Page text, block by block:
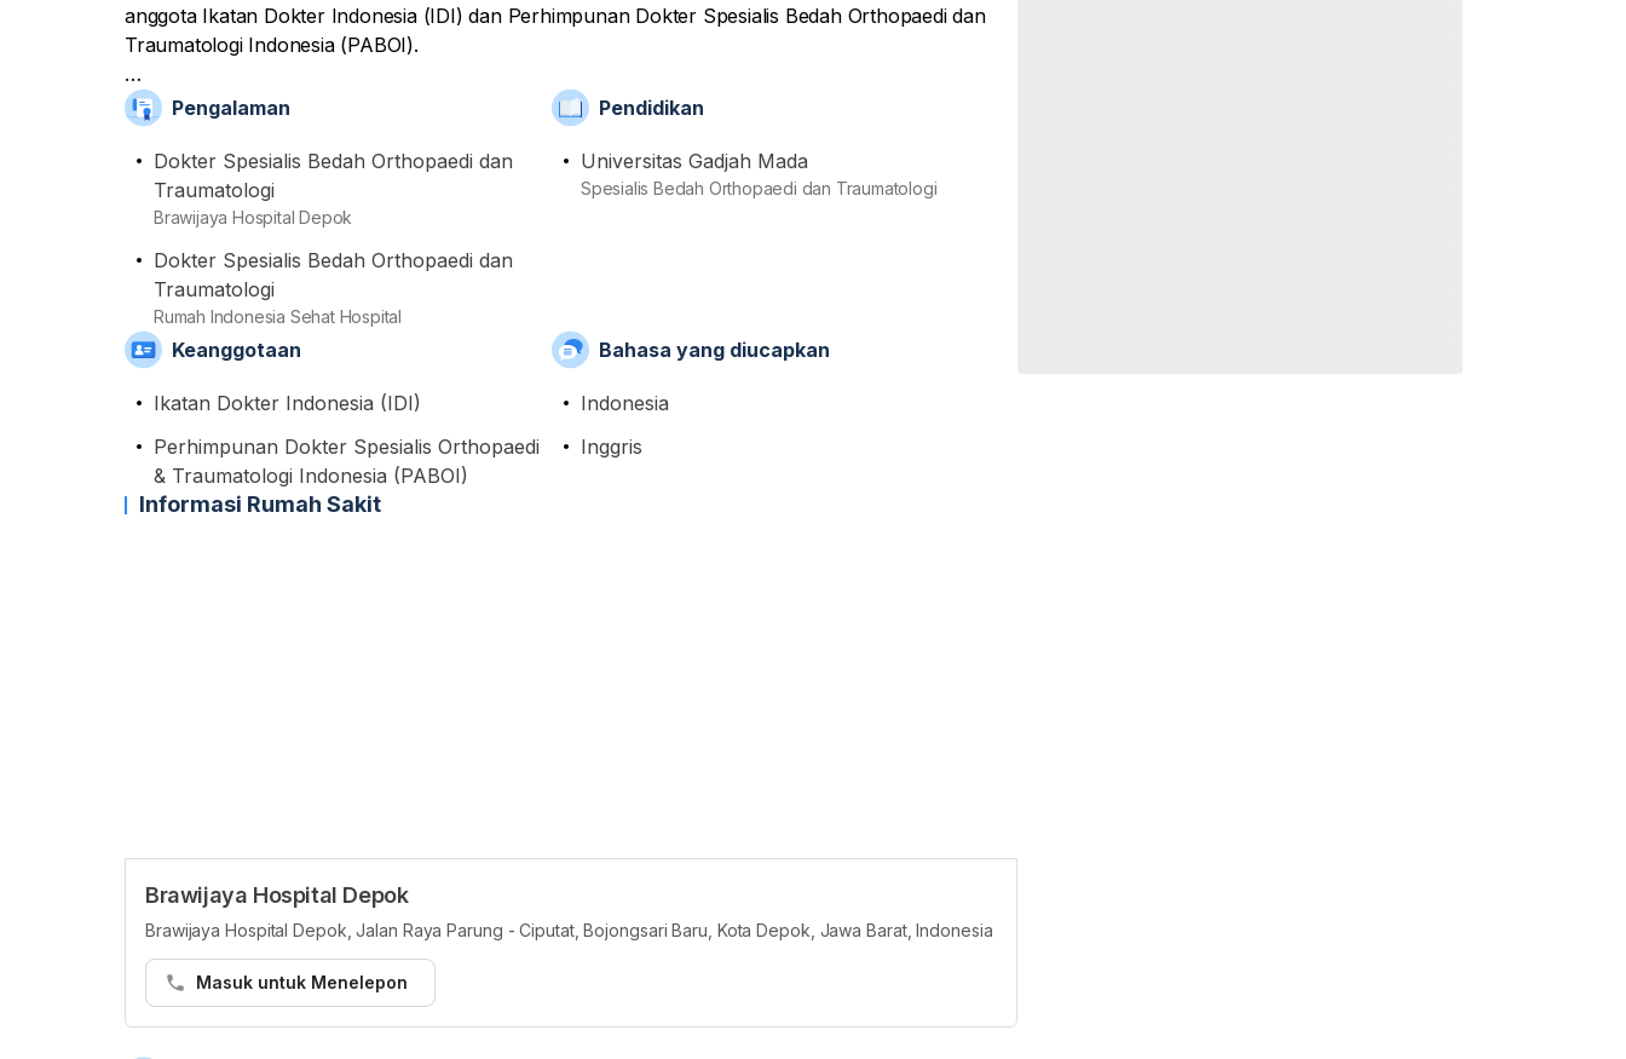
anggota Ikatan Dokter Indonesia (IDI) dan Perhimpunan Dokter Spesialis Bedah Orthopaedi dan
Traumatologi Indonesia (PABOI).
Dokter yang kini melakukan praktiknya di Brawijaya Hospital Depok dan Rumah Indonesia Sehat
Hospital ini memberikan bantuan diagnosa dan pengobatan cedera yang didapatkan dari aktivitas
fisik yang dilakukan pasien, baik pasien anak, dewasa, maupun lansia. Cedera-cedera yang beliau
tangani sendiri meliputi patah tulang, cedera jaringan lunak, luka kulit, dan lain-lain.
Layanan-layanan yang dia berikan sendiri meliputi bedah orthopaedi, operasi bahu, operasi tangan,
sampai rekonstruksi ligamen.
Pengalaman
Dokter Spesialis Bedah Orthopaedi dan
Traumatologi
Brawijaya Hospital Depok
Dokter Spesialis Bedah Orthopaedi dan
Traumatologi
Rumah Indonesia Sehat Hospital
Pendidikan
Universitas Gadjah Mada
Spesialis Bedah Orthopaedi dan Traumatologi
Keanggotaan
Ikatan Dokter Indonesia (IDI)
Perhimpunan Dokter Spesialis Orthopaedi
& Traumatologi Indonesia (PABOI)
Bahasa yang diucapkan
Indonesia
Inggris
Informasi Rumah Sakit
Brawijaya Hospital Depok
Brawijaya Hospital Depok, Jalan Raya Parung - Ciputat, Bojongsari Baru, Kota Depok, Jawa Barat, Indonesia
Masuk untuk Menelepon